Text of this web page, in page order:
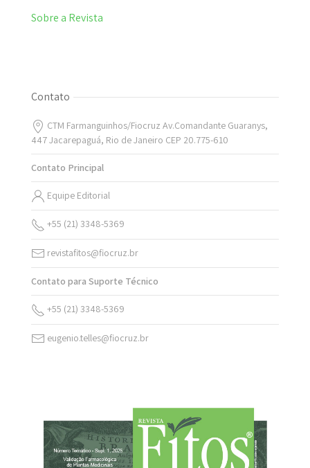
Sobre a Revista
Contato
CTM Farmanguinhos/Fiocruz Av.Comandante Guaranys,
447 Jacarepaguá, Rio de Janeiro CEP 20.775-610
Contato Principal
Equipe Editorial
+55 (21) 3348-5369
revistafitos@fiocruz.br
Contato para Suporte Técnico
+55 (21) 3348-5369
eugenio.telles@fiocruz.br